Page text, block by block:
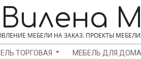
Вилена
МЕБЕЛИ НА ЗАКАЗ. ПРОЕКТЫ
ТОРГОВАЯ МЕБЕЛЬ ДЛЯ ДОМА